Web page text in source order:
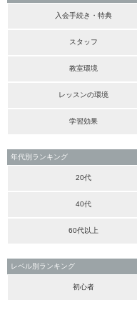
入会手続き・特典
スタッフ
教室環境
レッスンの環境
学習効果
年代別ランキング
20代
40代
60代以上
レベル別ランキング
初心者